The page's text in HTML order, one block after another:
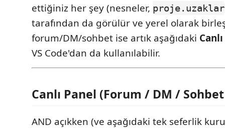
ettiğiniz her şey (nesneler, proje.uzaklar
tarafından da görülür ve yerel olarak
forum/DM/sohbet ise artık aşağıdaki
VS Code'dan da kullanılabilir.
Canlı Panel (Forum / DM /
AND açıkken (ve aşağıdaki tek seferlik